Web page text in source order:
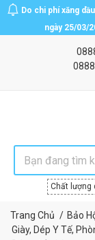
Do chi phí xăng
ngày 25/03/
Chất lượng
Trang Chủ Bảo
Giày, Dép Y Tế,